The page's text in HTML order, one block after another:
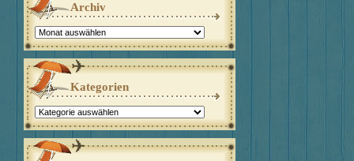
Archiv
Archiv
Kategorien
Kategorien